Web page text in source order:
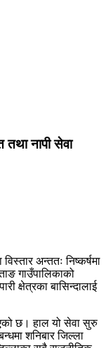
तथा नापी सेवा
अन्ततः निष्कर्षमा
गाउँपालिकाको
क्षेत्रका बासिन्दालाई
छ। हाल यो सेवा सुरु
शनिबार जिल्ला